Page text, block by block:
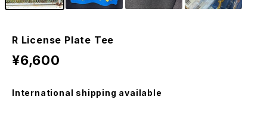
R License Plate Tee
¥6,600
International shipping available